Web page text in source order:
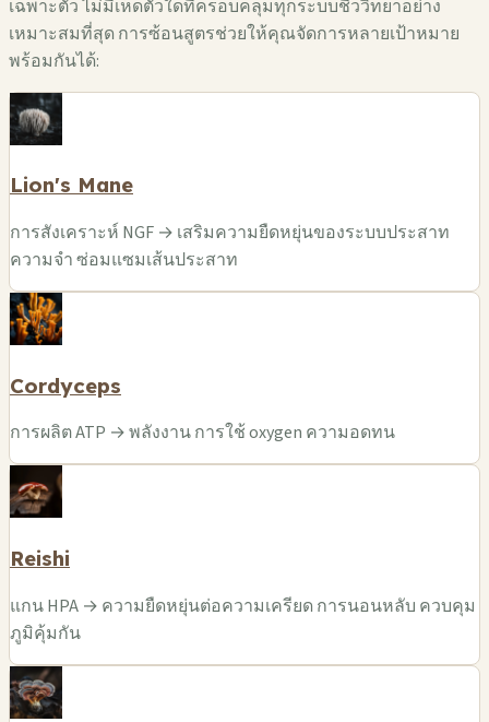
เฉพาะตัว ไม่มีเห็ดตัวใดที่ครอบคลุมทุกระบบชีววิทยาอย่าง
เหมาะสมที่สุด การซ้อนสูตรช่วยให้คุณจัดการหลายเป้าหมาย
พร้อมกันได้:
Lion's Mane
การสังเคราะห์ NGF → เสริมความยืดหยุ่นของระบบประสาท
ความจำ ซ่อมแซมเส้นประสาท
Cordyceps
การผลิต ATP → พลังงาน การใช้ oxygen ความอดทน
Reishi
แกน HPA → ความยืดหยุ่นต่อความเครียด การนอนหลับ ควบคุม
ภูมิคุ้มกัน